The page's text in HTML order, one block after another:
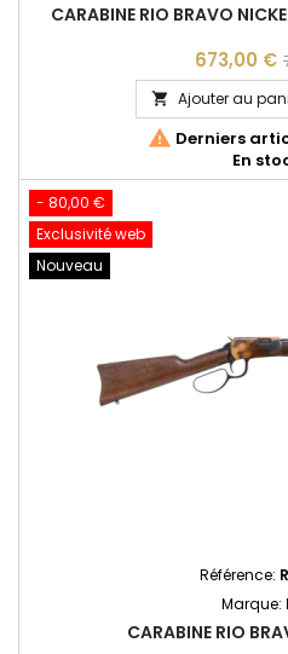
CARABINE RIO BRAVO
673,00 €
 Ajouter au
 Derniers
En
- 80,00 €
Exclusivité web
Nouveau
Référence:
Marque:
CARABINE RIO